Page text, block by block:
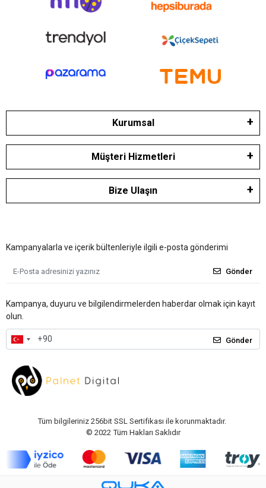
Kurumsal
Müşteri Hizmetleri
Bize Ulaşın
Kampanyalarla ve içerik bültenleriyle ilgili e-posta gönderimi
Gönder
Kampanya, duyuru ve bilgilendirmelerden haberdar olmak için kayıt
olun.
Gönder
Tüm bilgileriniz 256bit SSL Sertifikası ile korunmaktadır.
© 2022 Tüm Hakları Saklıdır